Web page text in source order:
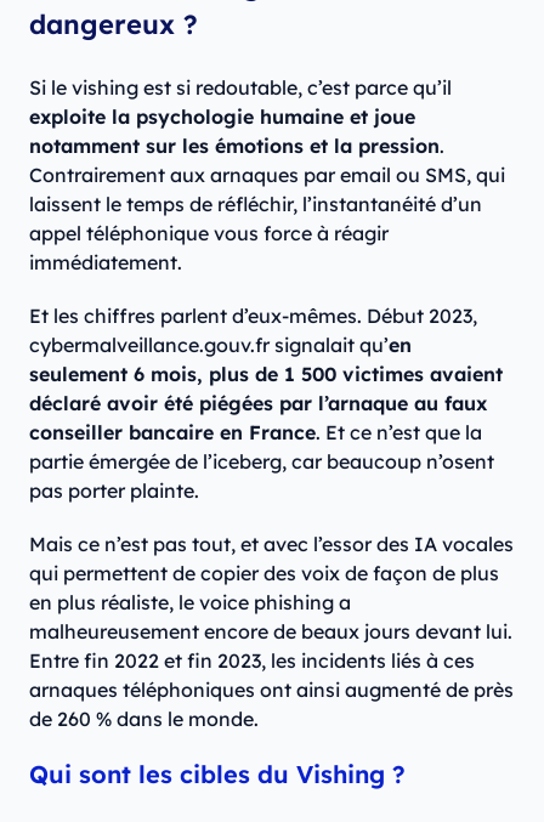
dangereux ?
Si le vishing est si redoutable, c’est parce qu’il
exploite la psychologie humaine et joue
notamment sur les émotions et la pression.
Contrairement aux arnaques par email ou SMS, qui
laissent le temps de réfléchir, l’instantanéité d’un
appel téléphonique vous force à réagir
immédiatement.
Et les chiffres parlent d’eux-mêmes. Début 2023,
cybermalveillance.gouv.fr signalait qu’en
seulement 6 mois, plus de 1 500 victimes avaient
déclaré avoir été piégées par l’arnaque au faux
conseiller bancaire en France. Et ce n’est que la
partie émergée de l’iceberg, car beaucoup n’osent
pas porter plainte.
Mais ce n’est pas tout, et avec l’essor des IA vocales
qui permettent de copier des voix de façon de plus
en plus réaliste, le voice phishing a
malheureusement encore de beaux jours devant lui.
Entre fin 2022 et fin 2023, les incidents liés à ces
arnaques téléphoniques ont ainsi augmenté de près
de 260 % dans le monde.
Qui sont les cibles du Vishing ?